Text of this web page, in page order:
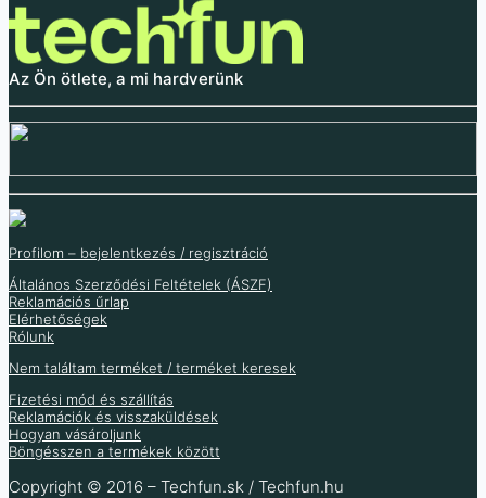
Lézer vevő és adó
(ÁFA nélkül 748Ft)
Raktáron 96 db
KY-024 Hall effect
érzékelő
(ÁFA nélkül 359
Raktáron 39 db
Az Ön ötlete, a mi hardverünk
Profilom – bejelentkezés / regisztráció
Általános Szerződési Feltételek (ÁSZF)
Reklamációs űrlap
Elérhetőségek
Rólunk
Nem találtam terméket / terméket keresek
Fizetési mód és szállítás
Reklamációk és visszaküldések
Hogyan vásároljunk
Böngésszen a termékek között
Copyright © 2016 – Techfun.sk / Techfun.hu